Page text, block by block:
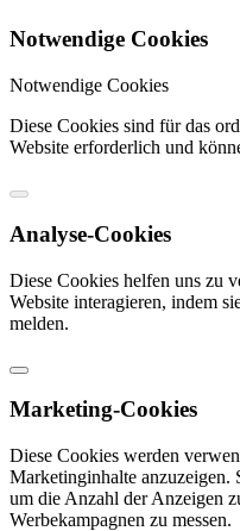
Notwendige Cookies
Notwendige Cookies
Diese Cookies sind für das
Website erforderlich und
Analyse-Cookies
Diese Cookies helfen uns zu
Website interagieren, indem
melden.
Marketing-Cookies
Diese Cookies werden
Marketinginhalte anzuzeigen.
um die Anzahl der Anzeigen
Werbekampagnen zu messen.